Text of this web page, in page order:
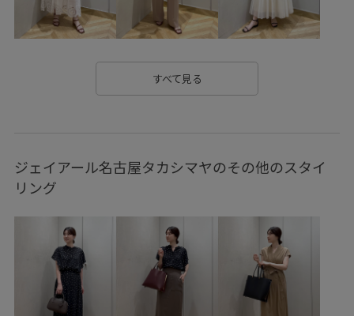
BOAT_BAG E'POR_PC
EPOR_INSTAGRAM EPOR_INSTAGRAM2 Exclusive_GW
RainGoods
ROPÉ LIGHT OUTER ROPÉ_30℃超えおすすめアイテム
ROPÉ_美人スカート Spring KNIT Spring TOPS
Sサイズフェア対象
きれいめカジュアル とろみ エレガント
オフィス オフィスカジュアル オンにもオフにも
カジュアル カットソー
すべて見る
ジェイアール名古屋タカシマヤのその他のスタイ
リング